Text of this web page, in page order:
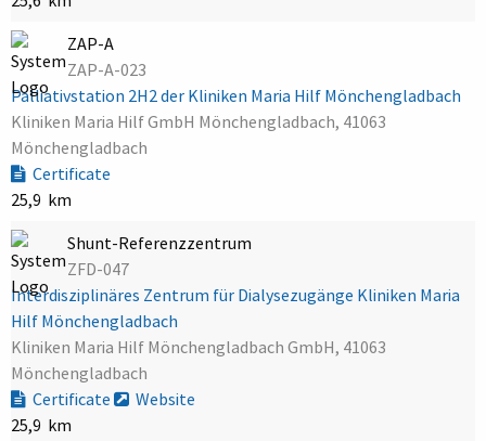
ZAP-A
ZAP-A-023
Palliativstation 2H2 der Kliniken Maria Hilf Mönchengladbach
Kliniken Maria Hilf GmbH Mönchengladbach, 41063
Mönchengladbach
Certificate
25,9 km
Shunt-Referenzzentrum
ZFD-047
Interdisziplinäres Zentrum für Dialysezugänge Kliniken Maria
Hilf Mönchengladbach
Kliniken Maria Hilf Mönchengladbach GmbH, 41063
Mönchengladbach
Certificate
Website
25,9 km